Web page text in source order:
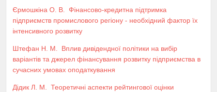
Єрмошкіна О. В.
Фінансово-кредитна підтримка
підприємств промислового регіону - необхідний фактор їх
інтенсивного розвитку
Штефан Н. М.
Вплив дивідендної політики на вибір
варіантів та джерел фінансування розвитку підприємства в
сучасних умовах оподаткування
Дідик Л. М.
Теоретичні аспекти рейтингової оцінки